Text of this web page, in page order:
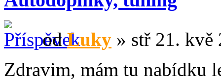
odLuky » stř 21. kvě
Zdravim, mám tu nabídku